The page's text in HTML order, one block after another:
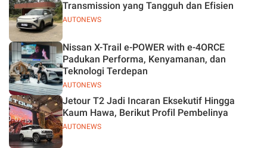
AUTONEWS
Transmission yang Tangguh dan Efisien
AUTONEWS
Nissan X-Trail e-POWER with e-4ORCE
Padukan Performa, Kenyamanan, dan
Teknologi Terdepan
AUTONEWS
Jetour T2 Jadi Incaran Eksekutif Hingga
Kaum Hawa, Berikut Profil Pembelinya